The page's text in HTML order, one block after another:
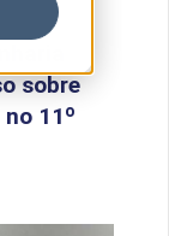
sobre
11º